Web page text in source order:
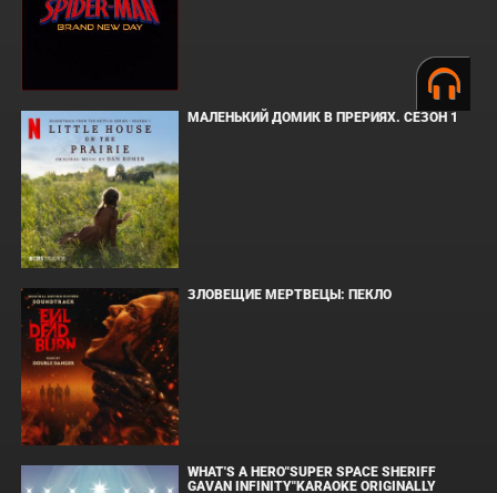
МАЛЕНЬКИЙ ДОМИК В ПРЕРИЯХ. СЕЗОН 1
ЗЛОВЕЩИЕ МЕРТВЕЦЫ: ПЕКЛО
WHAT'S A HERO"SUPER SPACE SHERIFF
GAVAN INFINITY"KARAOKE ORIGINALLY